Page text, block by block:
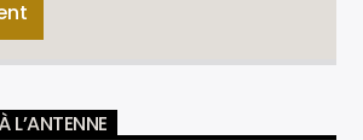
L’ANTENNE